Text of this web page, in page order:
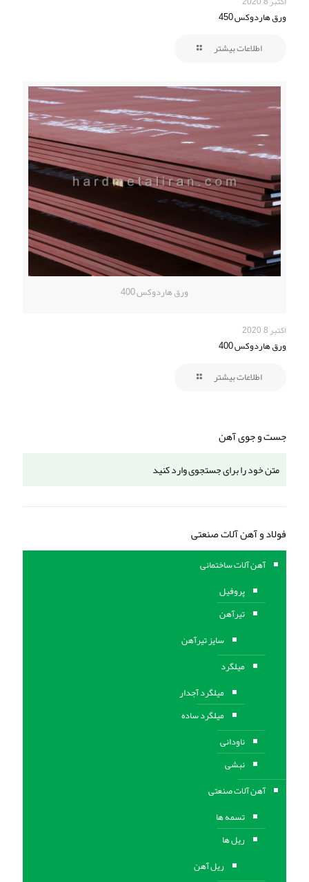
ورق هاردوکس 450
اطلاعات بیشتر
ورق هاردوکس 400
اکتبر 8, 2020
ورق هاردوکس 400
اطلاعات بیشتر
جست و جوی آهن
فولاد و آهن آلات صنعتی
آهن آلات ساختمانی
پروفیل
تیرآهن
سایز تیرآهن
میلگرد
میلگرد آجدار
میلگرد ساده
ناودانی
نبشی
آهن آلات صنعتی
تسمه ها
ریل ها
ریل آهن